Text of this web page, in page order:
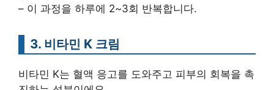
– 이 과정을 하루에 2~3회 반복합니다.
3. 비타민 K 크림
비타민 K는 혈액 응고를 도와주고 피부의 회복을 촉